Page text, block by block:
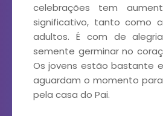
celebrações tem
significativo, tanto como
adultos. É com de
semente germinar no
Os jovens estão bastante
aguardam o momento
pela casa do Pai.